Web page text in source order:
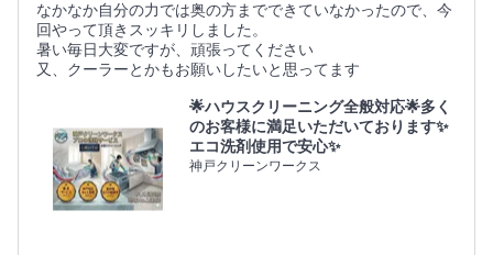
なかなか自分の力では奥の方までできていなかったので、今
回やって頂きスッキリしました。
暑い毎日大変ですが、頑張ってください
又、クーラーとかもお願いしたいと思ってます
🌟ハウスクリーニング全般対応🌟多く
のお客様に満足いただいております✨
エコ洗剤使用で安心✨
神戸クリーンワークス